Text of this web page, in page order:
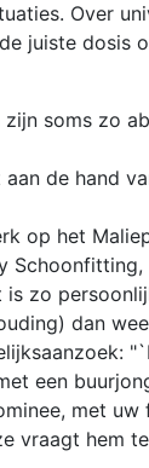
Over
juiste dosis
soms zo
de hand
op het
zo
dan
een
met
vraagt hem